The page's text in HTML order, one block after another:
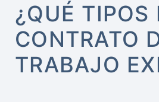
¿QUÉ TIPOS
CONTRATO
TRABAJO